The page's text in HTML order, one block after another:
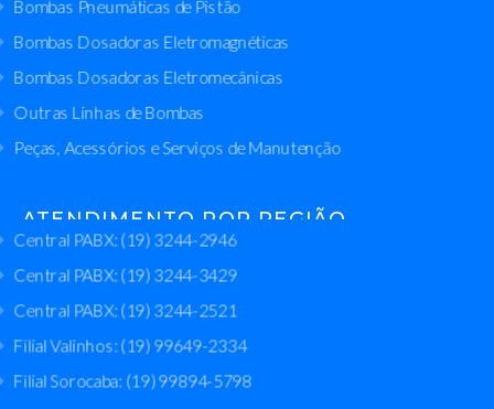
Bombas Pneumáticas de Pistão
Bombas Dosadoras Eletromagnéticas
Bombas Dosadoras Eletromecânicas
Outras Linhas de Bombas
Peças, Acessórios e Serviços de Manutenção
ATENDIMENTO POR REGIÃO
Central PABX: (19) 3244-2946
Central PABX: (19) 3244-3429
Central PABX: (19) 3244-2521
Filial Valinhos: (19) 99649-2334
Filial Sorocaba: (19) 99894-5798